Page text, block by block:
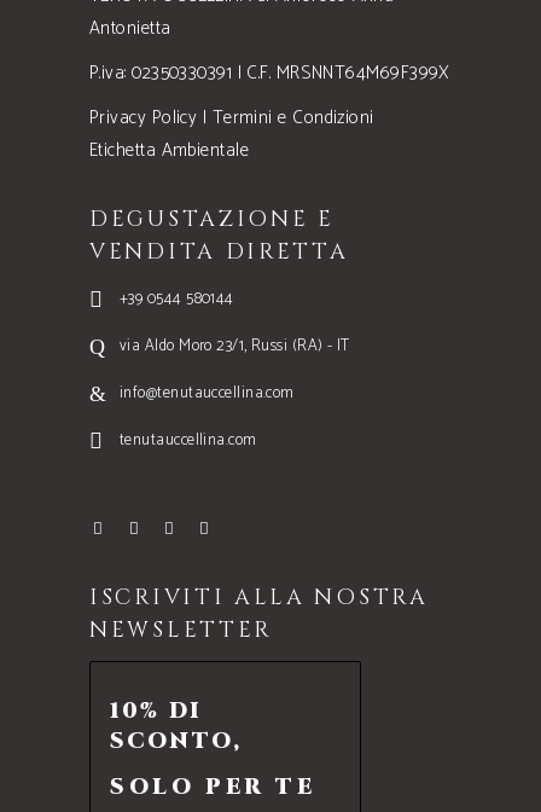
Antonietta
P.iva: 02350330391 | C.F. MRSNNT64M69F399X
Privacy Policy | Termini e Condizioni
Etichetta Ambientale
DEGUSTAZIONE E
VENDITA DIRETTA
+39 0544 580144
via Aldo Moro 23/1, Russi (RA) - IT
info@tenutauccellina.com
tenutauccellina.com
ISCRIVITI ALLA NOSTRA
NEWSLETTER
10% DI
SCONTO,
SOLO PER TE